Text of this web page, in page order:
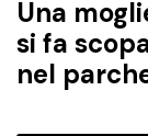
Una
si fa
nel